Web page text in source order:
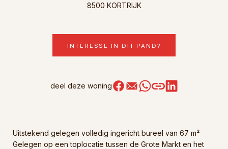
8500 KORTRIJK
INTERESSE IN DIT PAND?
deel deze woning
Uitstekend gelegen volledig ingericht bureel van 67 m²
Gelegen op een toplocatie tussen de Grote Markt en het